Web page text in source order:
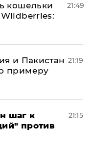
кошельки
21:49
и Пакистан
примеру
21:19
шаг к
против
21:15